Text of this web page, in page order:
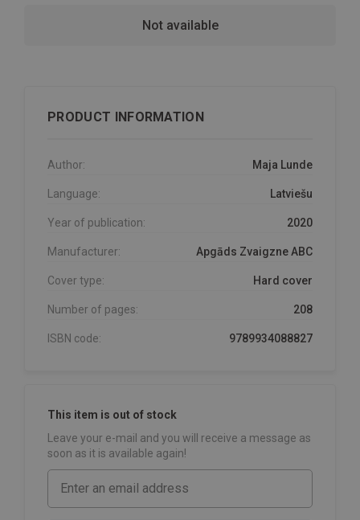
Not available
PRODUCT INFORMATION
Author: Maja Lunde
Language: Latviešu
Year of publication: 2020
Manufacturer: Apgāds Zvaigzne ABC
Cover type: Hard cover
Number of pages: 208
ISBN code: 9789934088827
This item is out of stock
Leave your e-mail and you will receive a message as
soon as it is available again!